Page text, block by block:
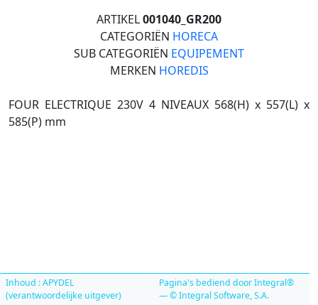
ARTIKEL001040_GR200
CATEGORIËN HORECA
SUB CATEGORIËN EQUIPEMENT
MERKEN HOREDIS
FOUR ELECTRIQUE 230V 4 NIVEAUX 568(H) x 557(L) x
585(P) mm
Inhoud : APYDEL
(verantwoordelijke uitgever)
Pagina's bediend door Integral®
— © Integral Software, S.A.